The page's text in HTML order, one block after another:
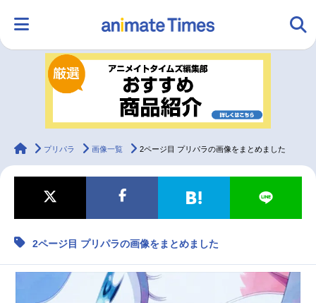
ランキング アニメ
ラジオ みんなの声
マンガ・ラノベ ゲーム・アプリ 音楽 コスプレ
配信・Vtuber トレンド
最新記事一覧
animateTimes
プリパラ 画像一覧 2ページ目 プリパラの画像をまとめました
2ページ目 プリパラの画像をまとめました